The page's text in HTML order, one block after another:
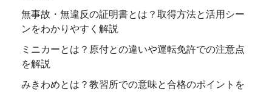
無事故・無違反の証明書とは？取得方法と活用シー
ンをわかりやすく解説
ミニカーとは？原付との違いや運転免許での注意点
を解説
みきわめとは？教習所での意味と合格のポイントを